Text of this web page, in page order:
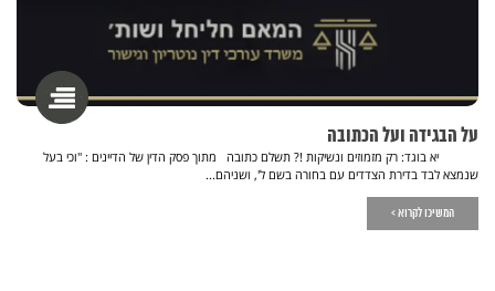
על הבגידה ועל הכתובה
יא בוגד: רק מזמוזים ונשיקות !? תשלם כתובה מתוך פסק הדין של הדיינים : "וכי בעל
שנמצא לבד בדירת הצדדים עם בחורה בשם ל', ושניהם...
המשיכו לקרוא >